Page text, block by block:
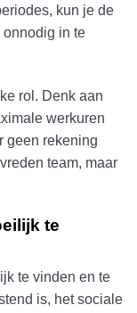
kun je de
onnodig in te
rol. Denk aan
werkuren
geen rekening
team, maar
te
te vinden en te
is, het sociale